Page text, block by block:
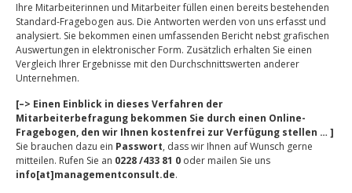
Ihre Mitarbeiterinnen und Mitarbeiter füllen einen bereits bestehenden
Standard-Fragebogen aus. Die Antworten werden von uns erfasst und
analysiert. Sie bekommen einen umfassenden Bericht nebst grafischen
Auswertungen in elektronischer Form. Zusätzlich erhalten Sie einen
Vergleich Ihrer Ergebnisse mit den Durchschnittswerten anderer
Unternehmen.
[–> Einen Einblick in dieses Verfahren der
Mitarbeiterbefragung bekommen Sie durch einen Online-
Fragebogen, den wir Ihnen kostenfrei zur Verfügung stellen … ]
Sie brauchen dazu ein Passwort, dass wir Ihnen auf Wunsch gerne
mitteilen. Rufen Sie an 0228 /433 81 0 oder mailen Sie uns
info[at]managementconsult.de.